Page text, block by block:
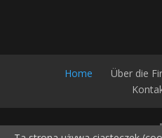
Home Über die